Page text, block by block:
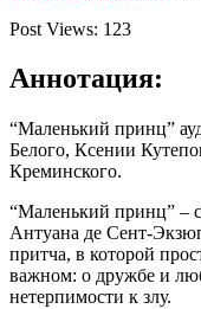
Post Views: 123
Аннотация:
“Маленький принц”
Белого, Ксении
Креминского.
“Маленький принц” –
Антуана де Сент-
притча, в которой
важном: о дружбе и
нетерпимости к злу.